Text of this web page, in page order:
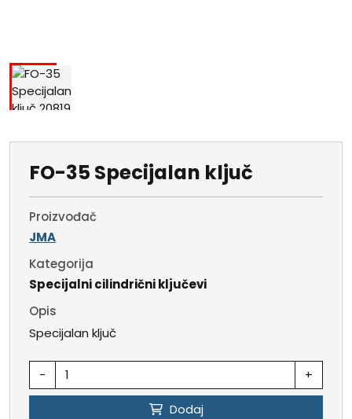
FO-35 Specijalan ključ
Proizvođač
JMA
Kategorija
Specijalni cilindrični ključevi
Opis
Specijalan ključ
- +
Dodaj